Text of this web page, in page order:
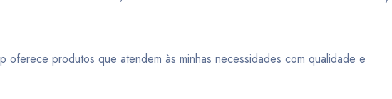
oferece produtos que atendem às minhas necessidades com qualidade e